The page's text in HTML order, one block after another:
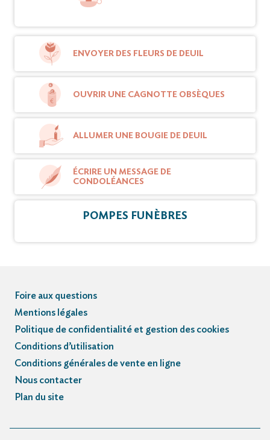
ENVOYER DES FLEURS DE DEUIL
OUVRIR UNE CAGNOTTE OBSÈQUES
ALLUMER UNE BOUGIE DE DEUIL
ÉCRIRE UN MESSAGE DE
CONDOLÉANCES
POMPES FUNÈBRES
Foire aux questions
Mentions légales
Politique de confidentialité et gestion des cookies
Conditions d’utilisation
Conditions générales de vente en ligne
Nous contacter
Plan du site